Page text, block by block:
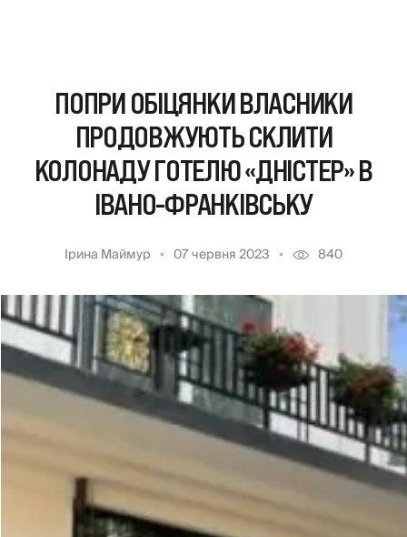
ПОПРИ ОБІЦЯНКИ ВЛАСНИКИ
ПРОДОВЖУЮТЬ СКЛИТИ
КОЛОНАДУ ГОТЕЛЮ «ДНІСТЕР» В
ІВАНО-ФРАНКІВСЬКУ
Ірина Маймур 07 червня 2023 840